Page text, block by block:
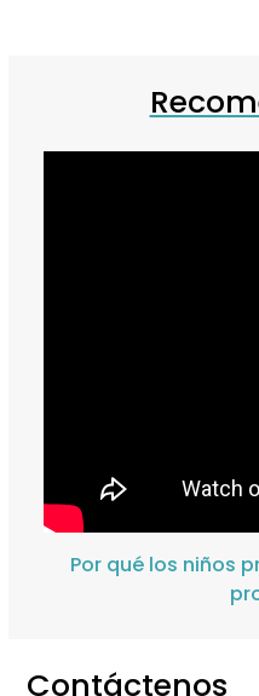
Por qué los niños
Contáctenos